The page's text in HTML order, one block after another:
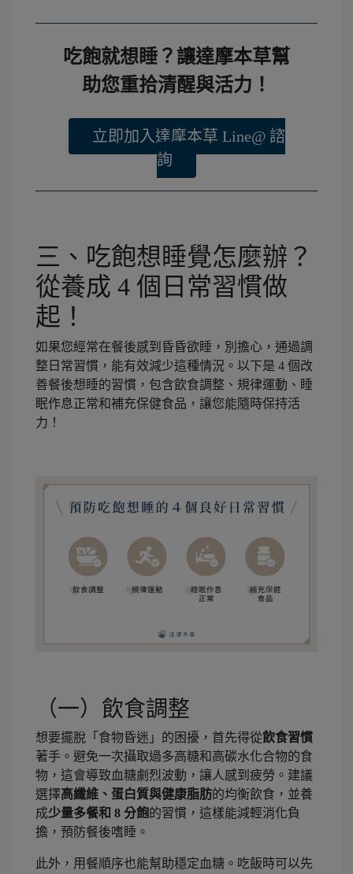
吃飽就想睡？讓達摩本草幫
助您重拾清醒與活力！
立即加入達摩本草 Line@ 諮
詢
三、吃飽想睡覺怎麼辦？
從養成 4 個日常習慣做
起！
如果您經常在餐後感到昏昏欲睡，別擔心，通過調
整日常習慣，能有效減少這種情況。以下是 4 個改
善餐後想睡的習慣，包含飲食調整、規律運動、睡
眠作息正常和補充保健食品，讓您能隨時保持活
力！
（一）飲食調整
想要擺脫「食物昏迷」的困擾，首先得從飲食習慣
著手。避免一次攝取過多高糖和高碳水化合物的食
物，這會導致血糖劇烈波動，讓人感到疲勞。建議
選擇高纖維、蛋白質與健康脂肪的均衡飲食，並養
成少量多餐和 8 分飽的習慣，這樣能減輕消化負
擔，預防餐後嗜睡。
此外，用餐順序也能幫助穩定血糖。吃飯時可以先